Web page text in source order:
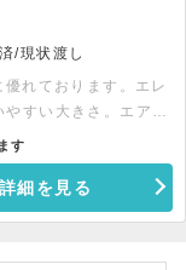
/現状渡し
れております。エレ
すい大きさ。エアコ
ス環境となっており
す
詳細を見る